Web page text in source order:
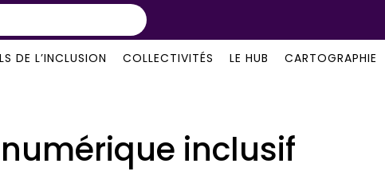
DE L’INCLUSION COLLECTIVITÉS LE HUB CARTOGRAPHIE
inclusif